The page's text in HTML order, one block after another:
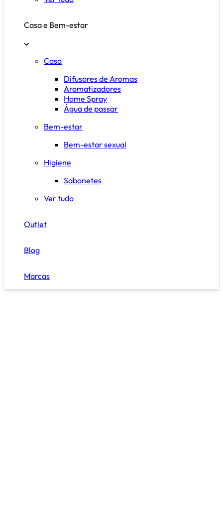
Casa e Bem-estar
Casa
Difusores de Aromas
Aromatizadores
Home Spray
Água de passar
Bem-estar
Bem-estar sexual
Higiene
Sabonetes
Ver tudo
Outlet
Blog
Marcas